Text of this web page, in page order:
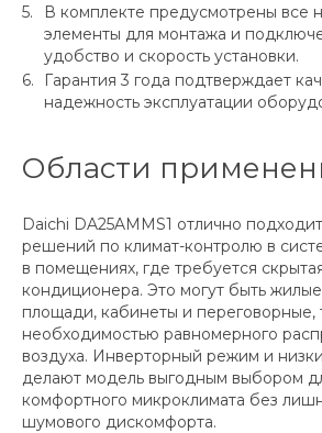
В комплекте предусмотрены все
элементы для монтажа и
удобство и скорость установки.
Гарантия 3 года подтверждает
надежность эксплуатации
Области
Daichi DA25AMMS1 отлично
решений по климат-контролю в
в помещениях, где требуется
кондиционера. Это могут быть
площади, кабинеты и переговорные,
необходимостью равномерного
воздуха. Инверторный режим и
делают модель выгодным выбором
комфортного микроклимата без
шумового дискомфорта.